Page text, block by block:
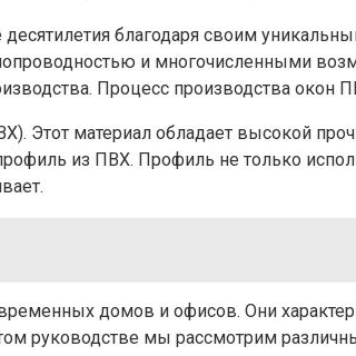
благодаря своим
и многочисленными
Процесс производства окон
Этот материал обладает высокой
из ПВХ. Профиль не только
домов и офисов. Они
руководстве мы рассмотрим